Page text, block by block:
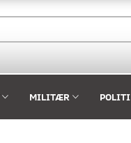
MILITÆR POLITI